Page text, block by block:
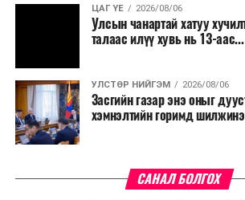
хаагчдыг зарим өдрүүдэд цахимаар
хэмжээг үргэлжлүүлэхийг үүрэг
Төсвийн сахилга бат сайжирч, эдийн
байдал хэвийн болсон
хязгаарлалтыг үе шаттайгаар
ЦАГ ҮЕ 2026/08/06
Улсын чанартай хатуу
талаас илүү хувь нь 13-аас...
УЛСТӨР НИЙГЭМ 2026/08/06
Засгийн газар энэ оныг
хэмнэлтийн горимд шилжинэ
САНАЛ БОЛГОХ